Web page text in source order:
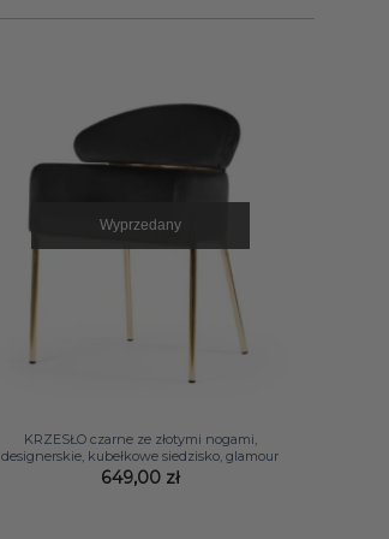
Wyprzedany
KRZESŁO czarne ze złotymi nogami,
designerskie, kubełkowe siedzisko, glamour
649,00 zł